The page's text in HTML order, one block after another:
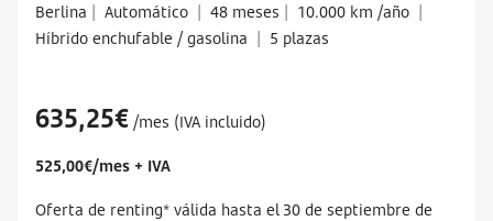
Berlina | Automático | 48 meses | 10.000 km /año |
Híbrido enchufable / gasolina | 5 plazas
635,25€ /mes (IVA incluido)
525,00€/mes + IVA
Oferta de renting* válida hasta el 30 de septiembre de